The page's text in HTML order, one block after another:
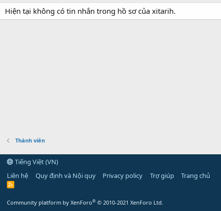
Hiện tại không có tin nhắn trong hồ sơ của xitarih.
Thành viên
Tiếng Việt (VN)
Liên hệ
Quy định và Nội quy Privacy policy Trợ giúp Trang chủ
R
Community platform by XenForo® © 2010-2021 XenForo Ltd.